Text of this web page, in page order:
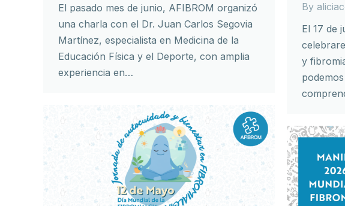
El pasado mes de junio, AFIBROM organizó
una charla con el Dr. Juan Carlos Segovia
Martínez, especialista en Medicina de la
Educación Física y el Deporte, con amplia
experiencia en…
By
El 17 de
y